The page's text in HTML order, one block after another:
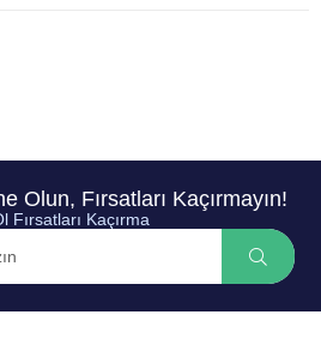
Olun, Fırsatları Kaçırmayın!
Fırsatları Kaçırma